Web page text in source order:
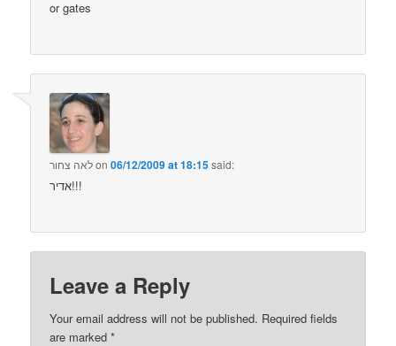
or gates
לאה צחורon06/12/2009 at 18:15said:
אדיר!!!
Leave a Reply
Your email address will not be published. Required fields
are marked*